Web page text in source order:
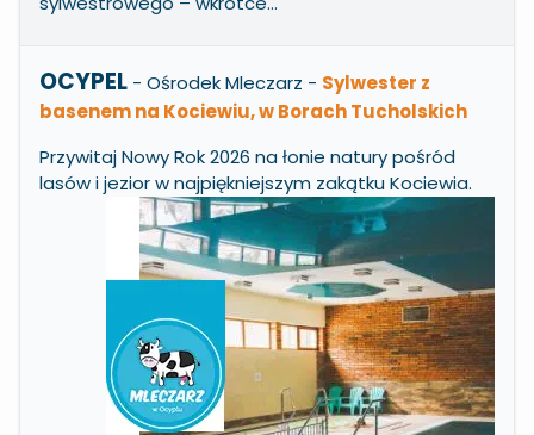
OCYPEL - Ośrodek Mleczarz - Sylwester z
basenem na Kociewiu, w Borach Tucholskich
Przywitaj Nowy Rok 2026 na łonie natury pośród
lasów i jezior wnajpiękniejszym zakątku Kociewia.